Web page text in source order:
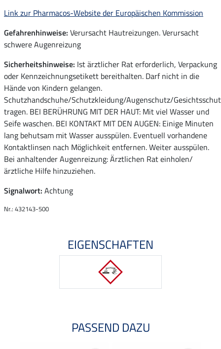
Link zur Pharmacos-Website der Europäischen Kommission
Gefahrenhinweise: Verursacht Hautreizungen. Verursacht
schwere Augenreizung
Sicherheitshinweise: Ist ärztlicher Rat erforderlich, Verpackung
oder Kennzeichnungsetikett bereithalten. Darf nicht in die
Hände von Kindern gelangen.
Schutzhandschuhe/Schutzkleidung/Augenschutz/
tragen. BEI BERÜHRUNG MIT DER HAUT: Mit viel Wasser und
Seife waschen. BEI KONTAKT MIT DEN AUGEN: Einige Minuten
lang behutsam mit Wasser ausspülen. Eventuell vorhandene
Kontaktlinsen nach Möglichkeit entfernen. Weiter ausspülen.
Bei anhaltender Augenreizung: Ärztlichen Rat einholen/
ärztliche Hilfe hinzuziehen.
Signalwort: Achtung
Nr.: 432143-500
EIGENSCHAFTEN
PASSEND DAZU